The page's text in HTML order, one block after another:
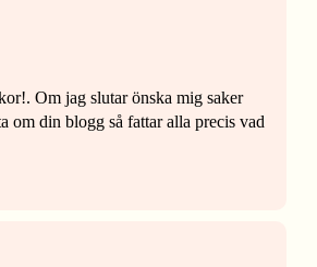
Om jag slutar önska mig saker
om din blogg så fattar alla precis vad